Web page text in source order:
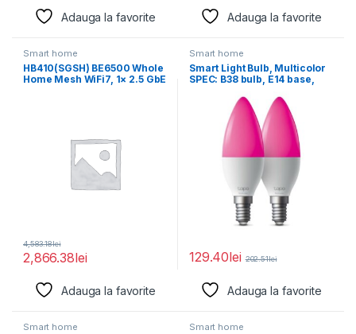
Adauga la favorite Adauga la favorite
Smart home
HB410(SGSH) BE6500 Whole
Home Mesh WiFi7, 1× 2.5 GbE
2,866.38lei
4,583.18lei
Adauga la favorite
Smart home
Smart Light Bulb, Multicolor
SPEC: B38 bulb, E14 base,
129.40lei 202.51lei
Adauga la favorite
Smart home Smart home